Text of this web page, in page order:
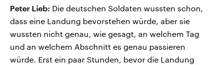
Peter Lieb: Die deutschen Soldaten wussten schon,
dass eine Landung bevorstehen würde, aber sie
wussten nicht genau, wie gesagt, an welchem Tag
und an welchem Abschnitt es genau passieren
würde. Erst ein paar Stunden, bevor die Landung